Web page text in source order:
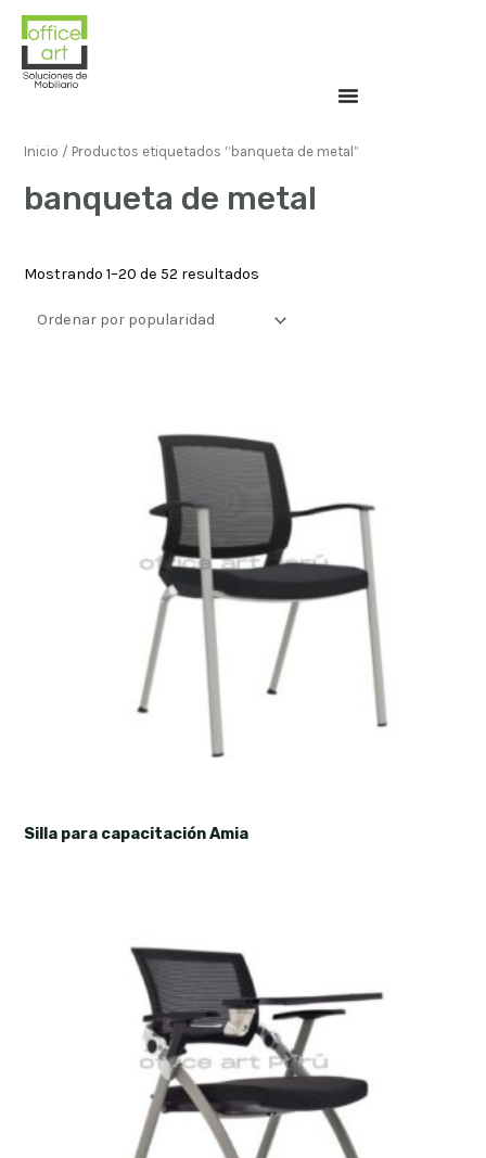
Inicio / Productos etiquetados “banqueta de metal”
banqueta de metal
Mostrando 1–20 de 52 resultados
Silla para capacitación Amia